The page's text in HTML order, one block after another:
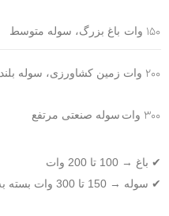
150 وات باغ بزرگ، سوله متوسط
200 وات زمین کشاورزی، سوله بلند
300 وات سوله صنعتی مرتفع
✔ باغ → 100 تا 200 وات
✔ سوله → 150 تا 300 وات بسته به ارتفاع